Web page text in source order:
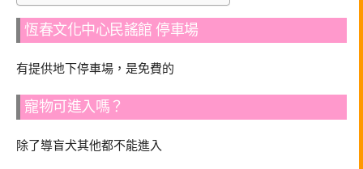
恆春文化中心民謠館 停車場
有提供地下停車場，是免費的
寵物可進入嗎？
除了導盲犬其他都不能進入